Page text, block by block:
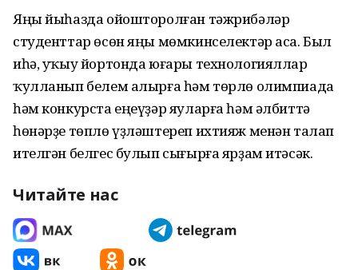
Яңы йыһазда ойошторолған тәжрибәләр
студенттар өсөн яңы мөмкинселектәр аса. Был
иһә, уҡыу йортонда юғары технологияллар
ҡулланып белем алырға һәм төрлө олимпиада
һәм конкурста еңеүҙәр яуларға һәм әлбиттә
һөнәрҙе төплө үҙләштереп ихтияж менән талап
ителгән белгес булып сығырға ярҙам итәсәк.
Читайте нас